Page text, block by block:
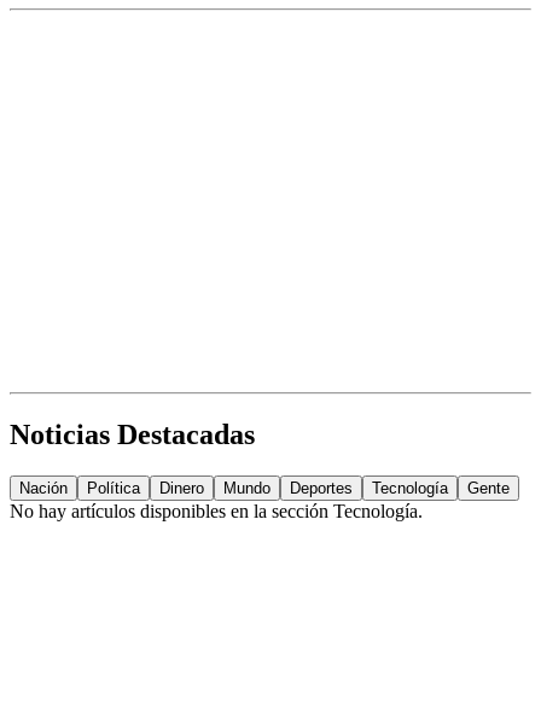
Noticias Destacadas
Nación Política Dinero Mundo Deportes Tecnología Gente
No hay artículos disponibles en la sección Tecnología.